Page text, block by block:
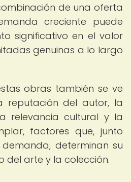
de una oferta
creciente puede
significativo en el valor
genuinas a lo largo
obras también se ve
reputación del autor, la
relevancia cultural y la
factores que, junto
determinan su
del arte y la colección.